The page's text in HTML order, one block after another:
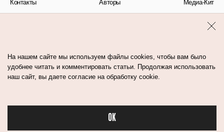
Контакты Авторы Медиа-Кит
На нашем сайте мы используем файлы cookies, чтобы вам было
удобнее читать и комментировать статьи. Продолжая использовать
наш сайт, вы даете согласие на обработку cookie.
OK